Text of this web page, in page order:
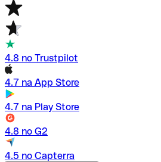
4.8 no Trustpilot
4.7 na App Store
4.7 na Play Store
4.8 no G2
4.5 no Capterra